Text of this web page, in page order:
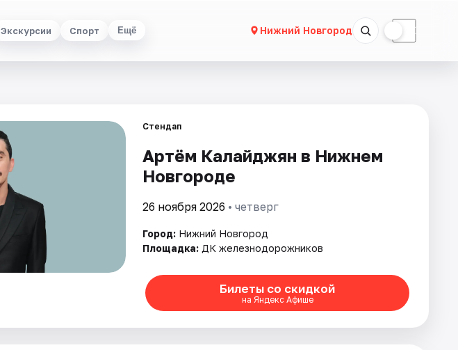
Экскурсии Спорт Ещё Нижний Новгород ☾
Стендап
Артём Калайджян в Нижнем
Новгороде
26 ноября 2026 • четверг
Город: Нижний Новгород
Площадка: ДК железнодорожников
Билеты со скидкой
на Яндекс Афише